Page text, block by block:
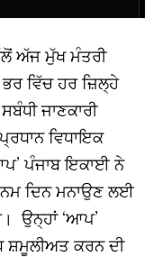
ਅੱਜ ਮੁੱਖ ਮੰਤਰੀ
ਵਿੱਚ ਹਰ ਜ਼ਿਲ੍ਹੇ
ਜਾਣਕਾਰੀ
ਵਿਧਾਇਕ
ਪੰਜਾਬ ਇਕਾਈ ਨੇ
ਦਿਨ ਮਨਾਉਣ ਲਈ
ਉਨ੍ਹਾਂ ‘ਆਪ’
ਸ਼ਮੂਲੀਅਤ ਕਰਨ ਦੀ